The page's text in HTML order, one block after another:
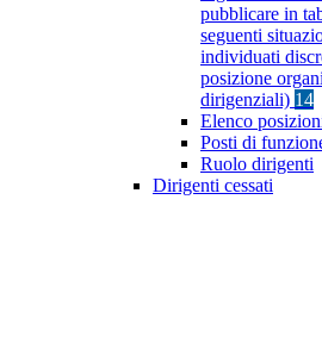
pubblicare in
seguenti
individuati
posizione
dirigenziali) 14
Elenco
Posti di
Ruolo dirigenti
Dirigenti cessati